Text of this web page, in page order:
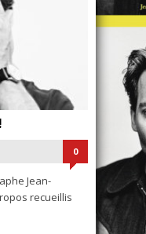
0
Jean-
recueillis